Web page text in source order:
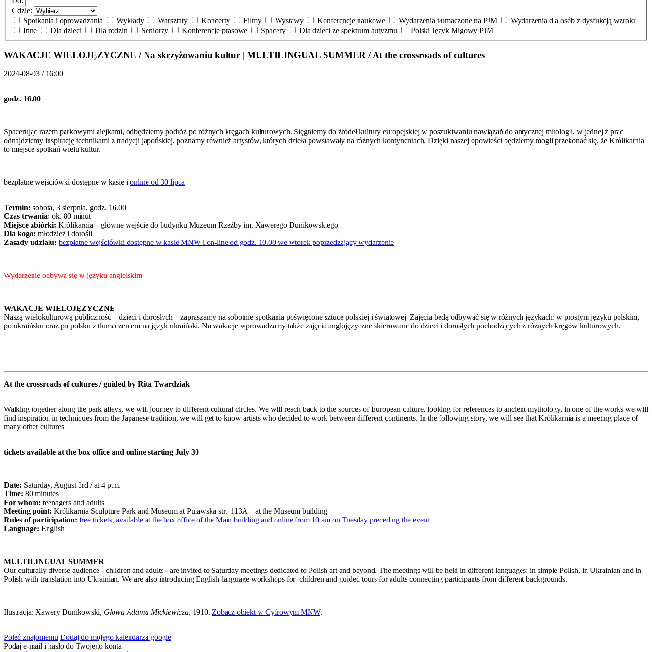
Gdzie:
Spotkania i oprowadzania
Wykłady Warsztaty Koncerty Filmy Wystawy Konferencje naukowe Wydarzenia tłumaczone na PJM
Wydarzenia dla osób z dysfukcją wzroku
Inne
Dla dzieci Dla rodzin Seniorzy Konferencje prasowe Spacery Dla dzieci ze spektrum autyzmu Polski Język Migowy PJM
WAKACJE WIELOJĘZYCZNE / Na skrzyżowaniu kultur | MULTILINGUAL SUMMER / At the crossroads of cultures
2024-08-03 / 16:00
godz. 16.00
Spacerując razem parkowymi alejkami, odbędziemy podróż po różnych kręgach kulturowych. Sięgniemy do źródeł kultury europejskiej w poszukiwaniu nawiązań do antycznej mitologii, w jednej z prac
odnajdziemy inspirację technikami z tradycji japońskiej, poznamy również artystów, których dzieła powstawały na różnych kontynentach. Dzięki naszej opowieści będziemy mogli przekonać się, że Królikarnia
to miejsce spotkań wielu kultur.
bezpłatne wejściówki dostępne w kasie i online od 30 lipca
Termin: sobota, 3 sierpnia, godz. 16.00
Czas trwania: ok. 80 minut
Miejsce zbiórki: Królikarnia – główne wejście do budynku Muzeum Rzeźby im. Xawerego Dunikowskiego
Dla kogo: młodzież i dorośli
Zasady udziału: bezpłatne wejściówki dostępne w kasie MNW i on-line od godz. 10.00 we wtorek poprzedzający wydarzenie
Wydarzenie odbywa się w języku angielskim
WAKACJE WIELOJĘZYCZNE
Naszą wielokulturową publiczność – dzieci i dorosłych – zapraszamy na sobotnie spotkania poświęcone sztuce polskiej i światowej. Zajęcia będą odbywać się w różnych językach: w prostym języku polskim,
po ukraińsku oraz po polsku z tłumaczeniem na język ukraiński. Na wakacje wprowadzamy także zajęcia anglojęzyczne skierowane do dzieci i dorosłych pochodzących z różnych kręgów kulturowych.
At the crossroads of cultures / guided by Rita Twardziak
Walking together along the park alleys, we will journey to different cultural circles. We will reach back to the sources of European culture, looking for references to ancient mythology, in one of the works we will
find inspiration in techniques from the Japanese tradition, we will get to know artists who decided to work between different continents. In the following story, we will see that Królikarnia is a meeting place of
many other cultures.
tickets available at the box office and online starting July 30
Date: Saturday, August 3rd / at 4 p.m.
Time: 80 minutes
For whom: teenagers and adults
Meeting point: Królikarnia Sculpture Park and Museum at Puławska str., 113A – at the Museum building
Rules of participation: free tickets, available at the box office of the Main building and online from 10 am on Tuesday preceding the event
Language: English
MULTILINGUAL SUMMER
Our culturally diverse audience - children and adults - are invited to Saturday meetings dedicated to Polish art and beyond. The meetings will be held in different languages: in simple Polish, in Ukrainian and in
Polish with translation into Ukrainian. We are also introducing English-language workshops for children and guided tours for adults connecting participants from different backgrounds.
Ilustracja: Xawery Dunikowski, Głowa Adama Mickiewicza 1910. Zobacz obiekt w Cyfrowym MNW.
Poleć znajomemu Dodaj do mojego kalendarza google
Podaj e-mail i hasło do Twojego konta